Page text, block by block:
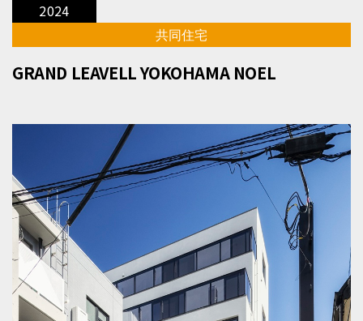
2024
共同住宅
GRAND LEAVELL YOKOHAMA NOEL